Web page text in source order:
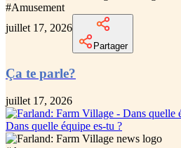
#Amusement
juillet 17, 2026
Partager
Ça te parle?
juillet 17, 2026
Dans quelle équipe es-tu ?